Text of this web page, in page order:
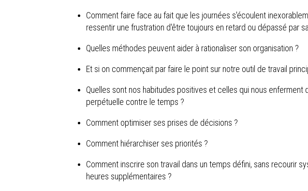
Comment faire face au fait que les journées s'écoulent
ressentir une frustration d'être toujours en retard ou dépassé par
Quelles méthodes peuvent aider à rationaliser son organisation ?
Et si on commençait par faire le point sur notre outil de travail
Quelles sont nos habitudes positives et celles qui nous enferment
perpétuelle contre le temps ?
Comment optimiser ses prises de décisions ?
Comment hiérarchiser ses priorités ?
Comment inscrire son travail dans un temps défini, sans recourir
heures supplémentaires ?